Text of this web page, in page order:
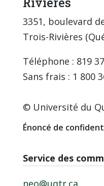
3351, boulevard
Trois-Rivières
Téléphone : 819
Sans frais : 1 800
© Université du
Énoncé de
Service des
neo@uqtr.ca